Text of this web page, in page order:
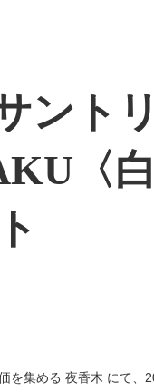
ント
〈
集める 夜香木 にて、